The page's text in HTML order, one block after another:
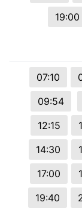
19:00
07:10
09:54
12:15
14:30
17:00
19:40